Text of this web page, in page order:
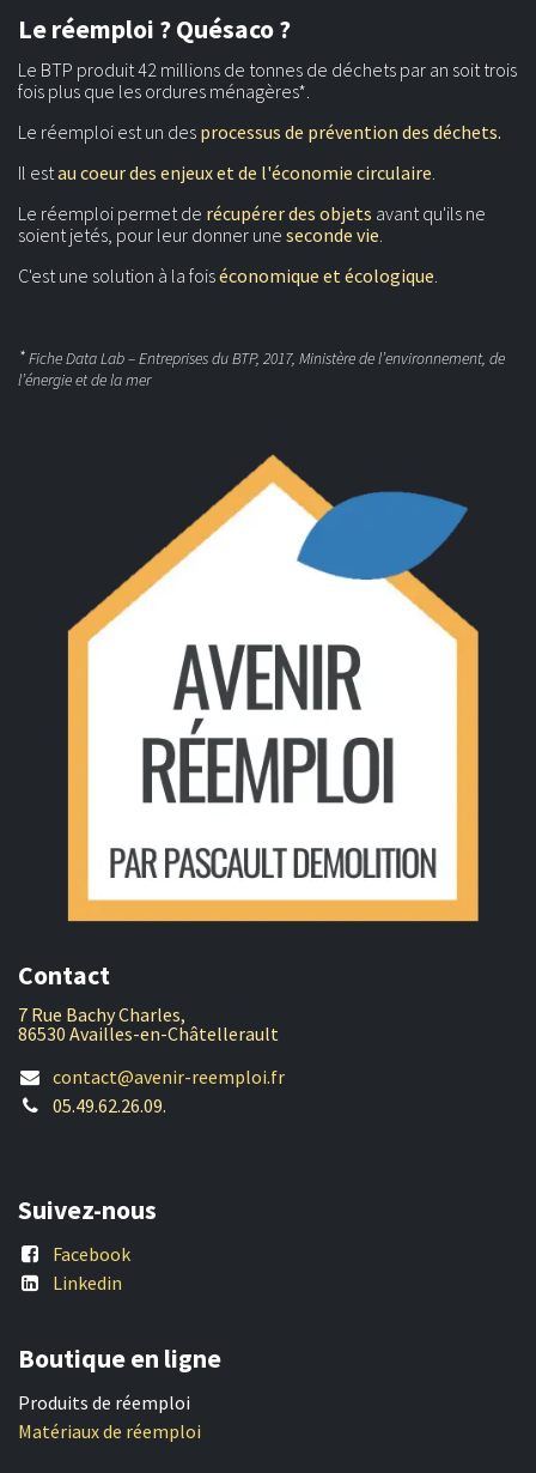
Le réemploi ? Quésaco ?
Le BTP produit 42 millions de tonnes de déchets par an soit trois
fois plus que les ordures ménagères*.
Le réemploi est un des processus de prévention des déchets.
Il estau coeur des enjeux et de l'économie circulaire.
Le réemploi permet de récupérer des objets avant qu'ils ne
soient jetés, pour leur donner une seconde vie.
C'est une solution à la foiséconomique et écologique.
*Fiche Data Lab – Entreprises du BTP, 2017, Ministère de l’environnement, de
l’énergie et de la mer
Contact
7 Rue Bachy Charles,
86530 Availles-en-Châtellerault
contact@avenir-reemploi.fr
05.49.62.26.09.
Suivez-nous
Facebook
Linkedin
Boutique en ligne
Produits de réemploi
Matériaux de réemploi